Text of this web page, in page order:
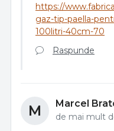
https://
gaz-tip-paella-
100litri-40cm-70
Raspunde
M Marcel
de mai mult